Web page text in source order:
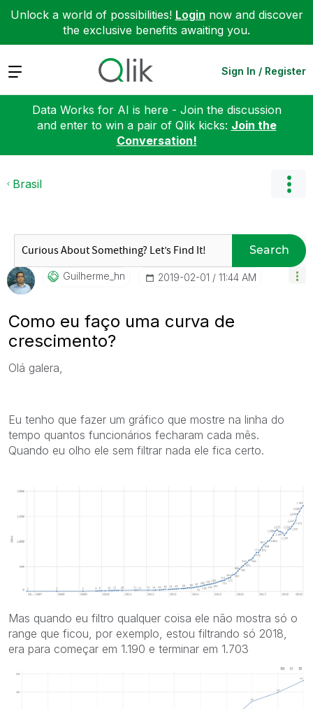
Unlock a world of possibilities! Login now and discover
the exclusive benefits awaiting you.
Expand Sign In / Register
Data Works for AI is here - Join the discussion
and enter to win a pair of Qlik kicks: Join the
Conversation!
Brasil
Search
Guilherme_hn ‎2019-02-01 11:44 AM
Como eu faço uma curva de
crescimento?
Olá galera,
Eu tenho que fazer um gráfico que mostre na linha do
tempo quantos funcionários fecharam cada mês.
Quando eu olho ele sem filtrar nada ele fica certo.
Mas quando eu filtro qualquer coisa ele não mostra só o
range que ficou, por exemplo, estou filtrando só 2018,
era para começar em 1.190 e terminar em 1.703